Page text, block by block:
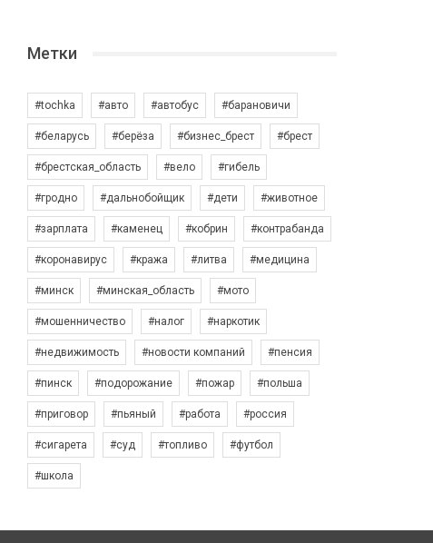
Метки
#tochka #авто #автобус #барановичи
#беларусь #берёза #бизнес_брест #брест
#брестская_область #вело #гибель
#гродно #дальнобойщик #дети #животное
#зарплата #каменец #кобрин #контрабанда
#коронавирус #кража #литва #медицина
#минск #минская_область #мото
#мошенничество #налог #наркотик
#недвижимость #новости компаний #пенсия
#пинск #подорожание #пожар #польша
#приговор #пьяный #работа #россия
#сигарета #суд #топливо #футбол
#школа